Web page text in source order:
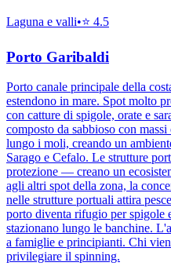
Laguna e valli•⭐ 4.5
Porto Garibaldi
Porto canale principale della
estendono in mare. Spot molto
con catture di spigole, orate e
composto da sabbioso con
lungo i moli, creando un
Sarago e Cefalo. Le strutture
protezione — creano un
agli altri spot della zona, la
nelle strutture portuali attira
porto diventa rifugio per spigole
stazionano lungo le banchine.
a famiglie e principianti. Chi
privilegiare il spinning.